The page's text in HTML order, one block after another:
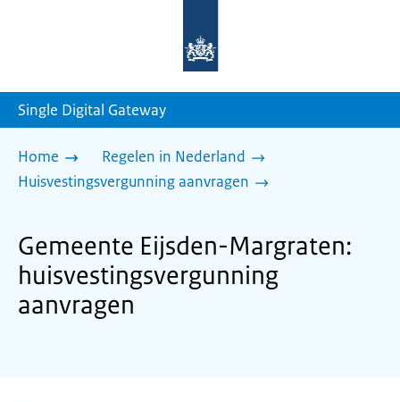
homepage
Single Digital Gateway
Home
Regelen in Nederland
Huisvestingsvergunning aanvragen
Gemeente Eijsden-Margraten:
huisvestingsvergunning
aanvragen